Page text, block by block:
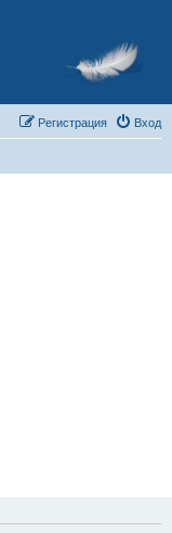
Вход
Регистрация